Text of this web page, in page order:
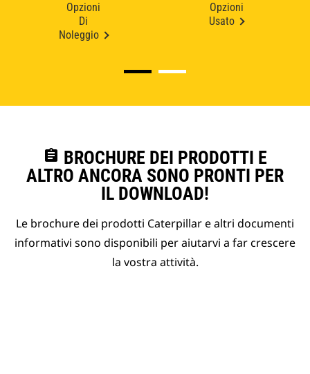
Opzioni
Di
Noleggio
Opzioni
Usato
assignment BROCHURE DEI PRODOTTI E
ALTRO ANCORA SONO PRONTI PER
IL DOWNLOAD!
Le brochure dei prodotti Caterpillar e altri documenti
informativi sono disponibili per aiutarvi a far crescere
la vostra attività.